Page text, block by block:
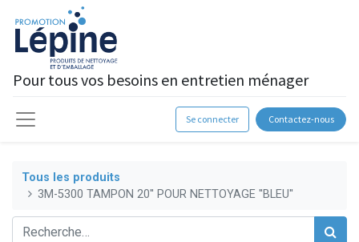
Pour tous vos besoins en entretien ménager
Se connecter Contactez-nous
Tous les produits
3M-5300 TAMPON 20'' POUR NETTOYAGE ''BLEU''